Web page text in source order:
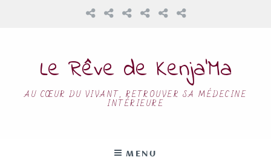
Le Rêve de Kenja’Ma
AU CŒUR DU VIVANT, RETROUVER SA MÉDECINE
INTÉRIEURE
MENU